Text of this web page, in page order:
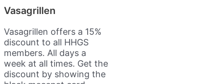
Vasagrillen
Vasagrillen offers a 15%
discount to all HHGS
members. All days a
week at all times. Get the
discount by showing the